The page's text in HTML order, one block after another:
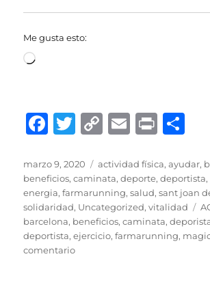
Me gusta esto:
Cargando...
F
c
e
b
o
o
T
it
te
r
C
p
y
Li
n
E
ai
l
P
n
t
m
p
a
rt
Publicado
el
marzo 9, 2020 Categorías
actividad física,ayudar,
beneficios,caminata,deporte,deportista,
energia,farmarunning,salud,sant joan
solidaridad, Uncategorized,vitalidad
barcelona, beneficios,caminata,
deportista,ejercicio,farmarunning,
comentarioen